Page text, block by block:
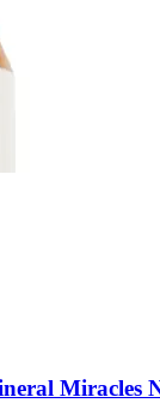
Miracles